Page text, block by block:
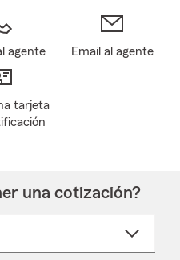
agente Email al agente
tarjeta
una cotización?